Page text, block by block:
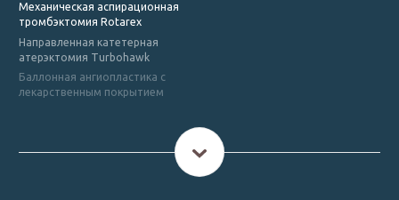
Механическая аспирационная
тромбэктомия Rotarex
Направленная катетерная
атерэктомия Turbohawk
Баллонная ангиопластика с
лекарственным покрытием